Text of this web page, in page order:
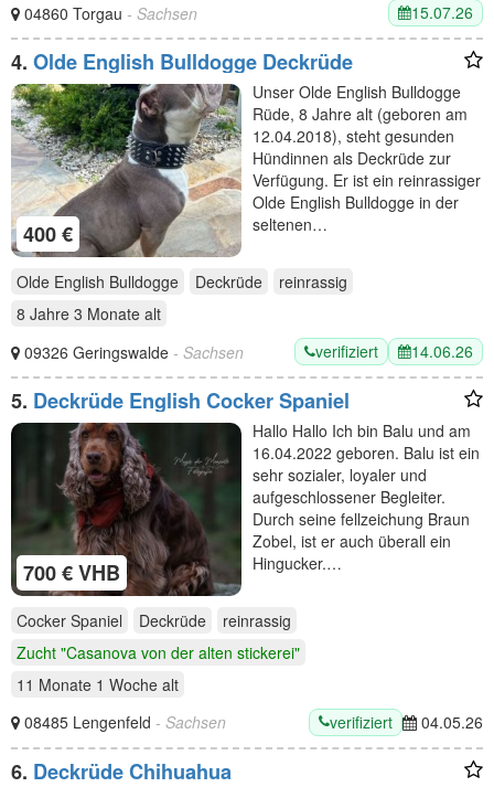
04860 Torgau - Sachsen 15.07.26
4. Olde English Bulldogge Deckrüde
400 €
Unser Olde English Bulldogge
Rüde, 8 Jahre alt (geboren am
12.04.2018), steht gesunden
Hündinnen als Deckrüde zur
Verfügung. Er ist ein reinrassiger
Olde English Bulldogge in der
seltenen…
Olde English Bulldogge Deckrüde
reinrassig
8 Jahre 3 Monate alt
09326 Geringswalde - Sachsen verifiziert 14.06.26
5. Deckrüde English Cocker Spaniel
700 € VHB
Hallo Hallo Ich bin Balu und am
16.04.2022 geboren. Balu ist ein
sehr sozialer, loyaler und
aufgeschlossener Begleiter.
Durch seine fellzeichung Braun
Zobel, ist er auch überall ein
Hingucker.…
Cocker Spaniel Deckrüde
reinrassig
Zucht "Casanova von der alten stickerei"
11 Monate 1 Woche alt
08485 Lengenfeld - Sachsen verifiziert 04.05.26
6. Deckrüde Chihuahua